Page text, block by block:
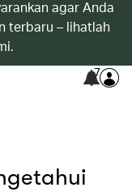
agar Anda
terbaru – lihatlah
7